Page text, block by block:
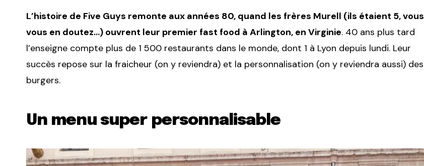
L’histoire de Five Guys remonte aux années 80, quand les frères Murell (ils étaient 5, vous
vous en doutez…) ouvrent leur premier fast food à Arlington, en Virginie. 40 ans plus tard
l’enseigne compte plus de 1 500 restaurants dans le monde, dont 1 à Lyon depuis lundi. Leur
succès repose sur la fraicheur (on y reviendra) et la personnalisation (on y reviendra aussi) des
burgers.
Un menu super personnalisable